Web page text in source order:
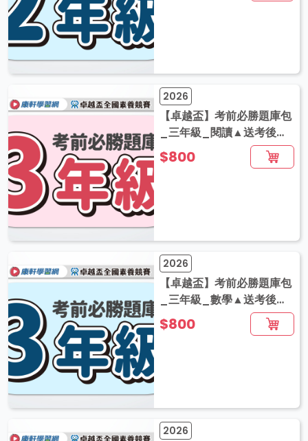
2026
【卓越盃】考前必勝題庫包
_三年級_閱讀▲送考後影
音解題
$800
2026
【卓越盃】考前必勝題庫包
_三年級_數學▲送考後影
音解題
$800
2026